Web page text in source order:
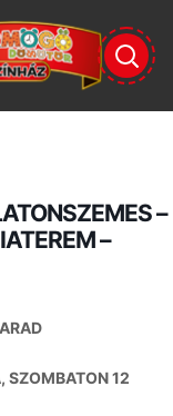
–
–
SZOMBATON 12